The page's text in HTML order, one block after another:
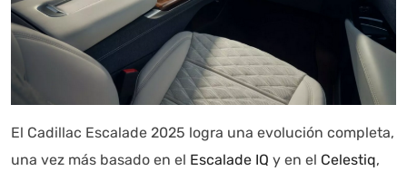
El Cadillac Escalade 2025 logra una evolución completa,
una vez más basado en el Escalade IQ y en el Celestiq,